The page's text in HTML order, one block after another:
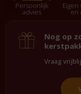
Persoonlijk
advies en
Nog op
Vraag